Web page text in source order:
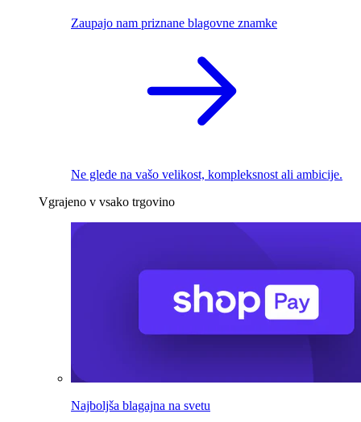
Zaupajo nam priznane blagovne znamke
Ne glede na vašo velikost, kompleksnost ali ambicije.
Vgrajeno v vsako trgovino
Najboljša blagajna na svetu